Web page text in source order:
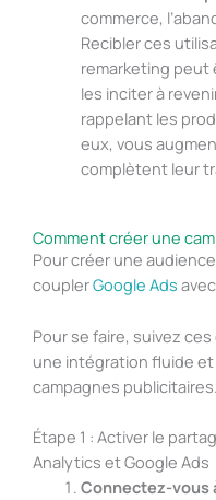
commerce,
Recibler ces
remarketing
les inciter à
rappelant les
eux, vous
complètent leur
Comment créer une
Pour créer une
couplerGoogle Ads
Pour se faire, suivez
une intégration fluide et
campagnes publicitaires.
Étape 1 : Activer le
Analytics et Google Ads
Connectez-vous